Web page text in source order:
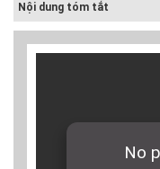
Nội dung tóm tắt